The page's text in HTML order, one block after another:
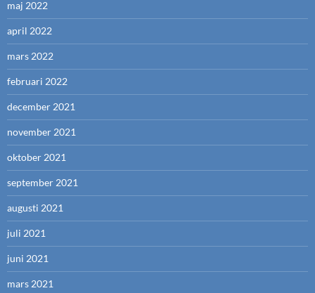
maj 2022
april 2022
mars 2022
februari 2022
december 2021
november 2021
oktober 2021
september 2021
augusti 2021
juli 2021
juni 2021
mars 2021